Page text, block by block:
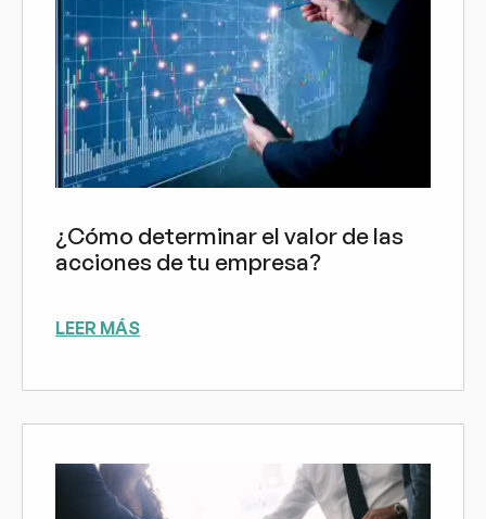
¿Cómo determinar el valor de las
acciones de tu empresa?
LEER MÁS